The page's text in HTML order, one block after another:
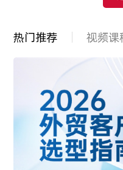
热门推荐 视频课